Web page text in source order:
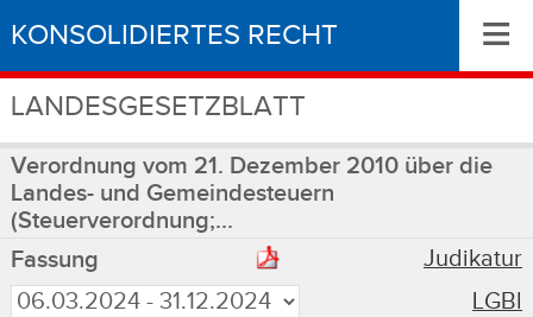
KONSOLIDIERTES RECHT
LANDESGESETZBLATT
≡
Verordnung vom 21. Dezember 2010 über die
Landes- und Gemeindesteuern
(Steuerverordnung;...
Fassung
Judikatur
LGBl